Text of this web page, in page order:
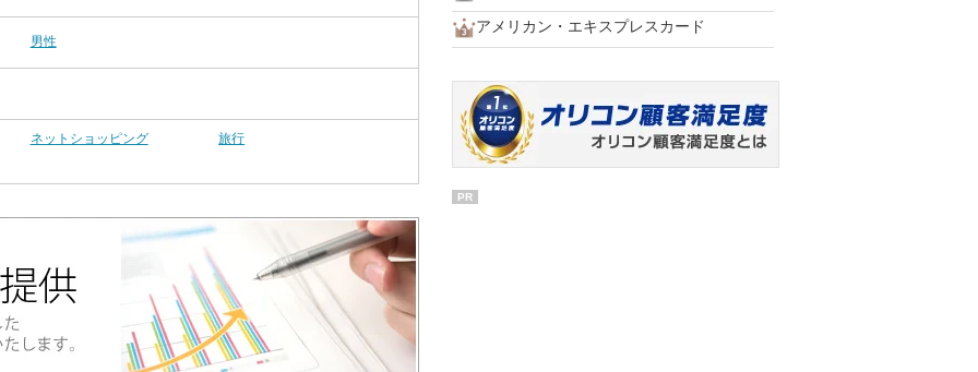
男性
ネットショッピング 旅行
アメリカン・エキスプレスカード
PR